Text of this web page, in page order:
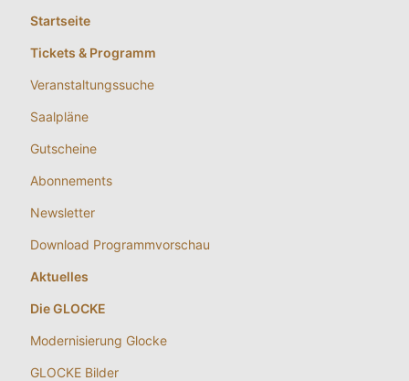
Startseite
Tickets & Programm
Veranstaltungssuche
Saalpläne
Gutscheine
Abonnements
Newsletter
Download Programmvorschau
Aktuelles
Die GLOCKE
Modernisierung Glocke
GLOCKE Bilder